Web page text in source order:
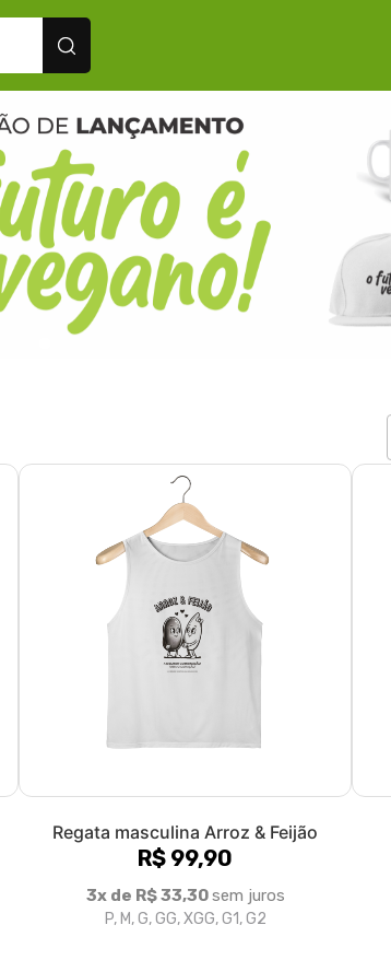
Regata masculina Arroz & Feijão
R$ 99,90
3x de R$ 33,30sem juros
P, M, G, GG, XGG, G1, G2